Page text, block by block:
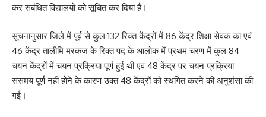
कर संबंधित विद्यालयों को सूचित कर दिया है।
सूचनानुसार जिले में पूर्व से कुल 132 रिक्त केंद्रों में 86 केंद्र शिक्षा सेवक का एवं
46 केंद्र तालीमि मरकज के रिक्त पद के आलोक में प्रथम चरण में कुल 84
चयन केंद्रों में चयन प्रक्रिया पूर्ण हुई थी एवं 48 केंद्र पर चयन प्रक्रिया
ससमय पूर्ण नहीं होने के कारण उक्त 48 केंद्रों को स्थगित करने की अनुशंसा की
गई।